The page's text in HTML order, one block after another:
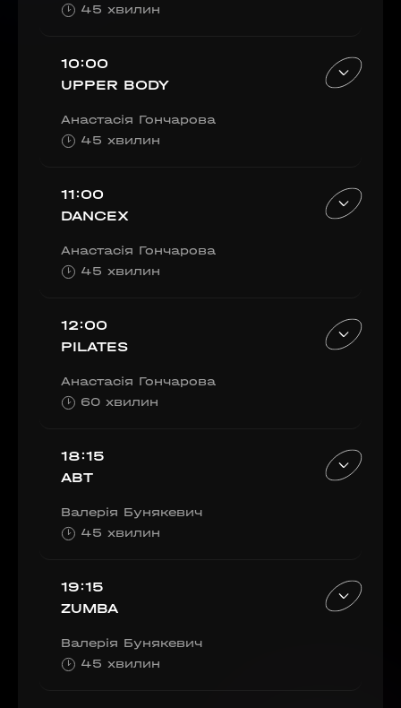
45 хвилин
10:00
UPPER BODY
Анастасія Гончарова
45 хвилин
11:00
DANCEX
Анастасія Гончарова
45 хвилин
12:00
PILATES
Анастасія Гончарова
60 хвилин
18:15
ABT
Валерія Бунякевич
45 хвилин
19:15
ZUMBA
Валерія Бунякевич
45 хвилин
Ми пам’ятаємо.